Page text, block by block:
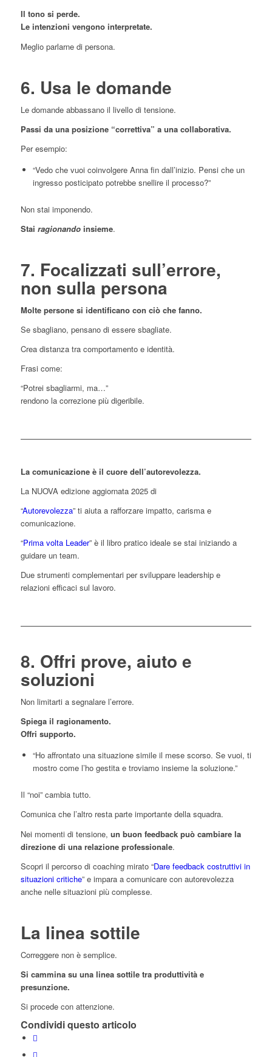
Il tono si perde.
Le intenzioni vengono interpretate.
Meglio parlarne di persona.
6. Usa le domande
Le domande abbassano il livello di tensione.
Passi da una posizione “correttiva” a una collaborativa.
Per esempio:
“Vedo che vuoi coinvolgere Anna fin dall’inizio. Pensi che un
ingresso posticipato potrebbe snellire il processo?”
Non stai imponendo.
Stai ragionandoinsieme.
7. Focalizzati sull’errore,
non sulla persona
Molte persone si identificano con ciò che fanno.
Se sbagliano, pensano di essere sbagliate.
Crea distanza tra comportamento e identità.
Frasi come:
“Potrei sbagliarmi, ma…”
rendono la correzione più digeribile.
La comunicazione è il cuore dell’autorevolezza.
La NUOVA edizione aggiornata 2025 di
“Autorevolezza” ti aiuta a rafforzare impatto, carisma e
comunicazione.
“Prima volta Leader” è il libro pratico ideale se stai iniziando a
guidare un team.
Due strumenti complementari per sviluppare leadership e
relazioni efficaci sul lavoro.
8. Offri prove, aiuto e
soluzioni
Non limitarti a segnalare l’errore.
Spiega il ragionamento.
Offri supporto.
“Ho affrontato una situazione simile il mese scorso. Se vuoi, ti
mostro come l’ho gestita e troviamo insieme la soluzione.”
Il “noi” cambia tutto.
Comunica che l’altro resta parte importante della squadra.
Nei momenti di tensione, un buon feedback può cambiare la
direzione di una relazione professionale.
Scopri il percorso di coaching mirato “Dare feedback costruttivi in
situazioni critiche” e impara a comunicare con autorevolezza
anche nelle situazioni più complesse.
La linea sottile
Correggere non è semplice.
Si cammina su una linea sottile tra produttività e
presunzione.
Si procede con attenzione.
Condividi questo articolo